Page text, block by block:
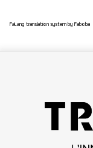
FaLang translation system by Faboba